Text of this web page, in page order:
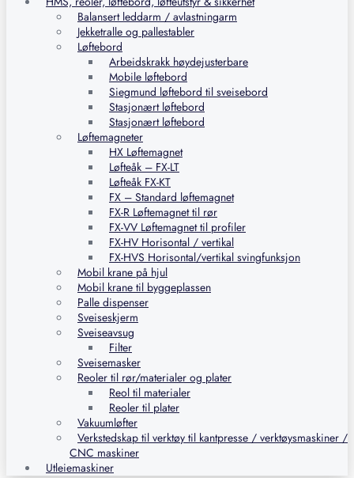
Balansert leddarm / avlastningarm
Jekketralle og pallestabler
Løftebord
Arbeidskrakk høydejusterbare
Mobile løftebord
Siegmund løftebord til sveisebord
Stasjonært løftebord
Stasjonært løftebord
Løftemagneter
HX Løftemagnet
Løfteåk – FX-LT
Løfteåk FX-KT
FX – Standard løftemagnet
FX-R Løftemagnet til rør
FX-VV Løftemagnet til profiler
FX-HV Horisontal / vertikal
FX-HVS Horisontal/vertikal svingfunksjon
Mobil krane på hjul
Mobil krane til byggeplassen
Palle dispenser
Sveiseskjerm
Sveiseavsug
Filter
Sveisemasker
Reoler til rør/materialer og plater
Reol til materialer
Reoler til plater
Vakuumløfter
Verkstedskap til verktøy til kantpresse / verktøysmaskiner /
CNC maskiner
Utleiemaskiner